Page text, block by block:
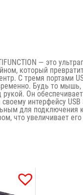
— это
который
С тремя портами
Будь то
Он
интерфейсу
для подключения
что увеличивает